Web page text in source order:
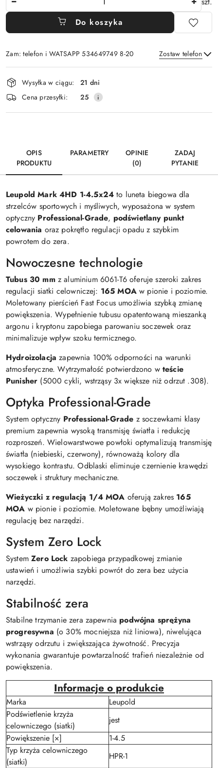
Do koszyka
Zam: telefon i WATSAPP 534649749 8-20 Zostaw telefon
Wyślij
Dostępność
i
dostawa
Wysyłka w ciągu:
21 dni
Cena przesyłki:
25
OPIS
PRODUKTU
PARAMETRY
OPINIE
(0)
ZADAJ
PYTANIE
Leupold Mark 4HD 1-4.5x24 to luneta biegowa dla
strzelców sportowych i myśliwych, wyposażona w system
optyczny Professional-Grade, podświetlany punkt
celowania oraz pokrętło regulacji opadu z szybkim
powrotem do zera.
Nowoczesne technologie
Tubus 30 mmz aluminium 6061-T6 oferuje szeroki zakres
regulacji siatki celowniczej: 165 MOAw pionie i poziomie.
Moletowany pierścień Fast Focus umożliwia szybką zmianę
powiększenia. Wypełnienie tubusu opatentowaną mieszanką
argonu i kryptonu zapobiega parowaniu soczewek oraz
minimalizuje wpływ szoku termicznego.
Hydroizolacja zapewnia 100% odporności na warunki
atmosferyczne. Wytrzymałość potwierdzono w teście
Punisher (5000 cykli, wstrząsy 3x większe niż odrzut .308).
Optyka Professional-Grade
System optyczny Professional-Grade z soczewkami klasy
premium zapewnia wysoką transmisję światła i redukcję
rozproszeń. Wielowarstwowe powłoki optymalizują transmisję
światła (niebieski, czerwony), równoważą kolory dla
wysokiego kontrastu. Odblaski eliminuje czernienie krawędzi
soczewek i struktury mechaniczne.
Wieżyczki z regulacją 1/4 MOA oferują zakres 165
MOA w pionie i poziomie. Moletowane bębny umożliwiają
regulację bez narzędzi.
System Zero Lock
SystemZero Lock zapobiega przypadkowej zmianie
ustawień i umożliwia szybki powrót do zera bez użycia
narzędzi.
Stabilność zera
Stabilne trzymanie zera zapewnia podwójna sprężyna
progresywna (o 30% mocniejsza niż liniowa), niwelująca
wstrząsy odrzutu i zwiększająca żywotność. Precyzja
wykonania gwarantuje powtarzalność trafień niezależnie od
powiększenia.
Informacje o produkcie
Marka
Leupold
Podświetlenie krzyża
celowniczego (siatki)
jest
Powiększenie [×]
1-4.5
Typ krzyża celowniczego
(siatki)
HPR-1